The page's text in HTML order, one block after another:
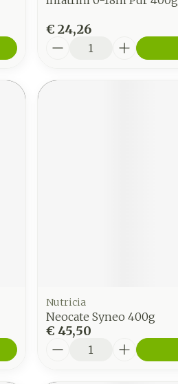
€ 24,26
Nutricia
Neocate Syneo 400g
€ 45,50